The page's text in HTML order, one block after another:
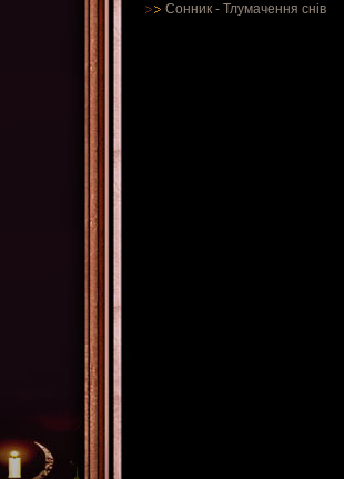
Сонник - Тлумачення снів